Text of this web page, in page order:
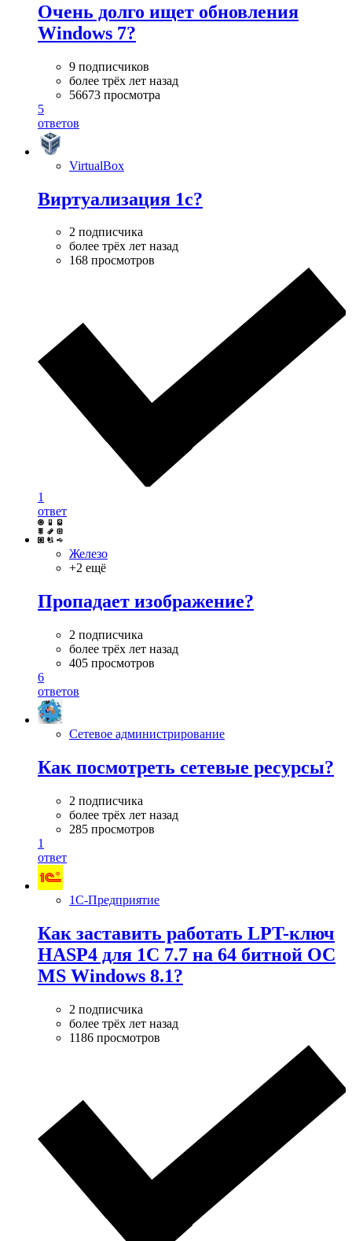
Очень долго ищет обновления
Windows 7?
9 подписчиков
более трёх лет назад
56673 просмотра
5
ответов
VirtualBox
Виртуализация 1c?
2 подписчика
более трёх лет назад
168 просмотров
1
ответ
Железо
+2 ещё
Пропадает изображение?
2 подписчика
более трёх лет назад
405 просмотров
6
ответов
Сетевое администрирование
Как посмотреть сетевые ресурсы?
2 подписчика
более трёх лет назад
285 просмотров
1
ответ
1С-Предприятие
Как заставить работать LPT-ключ
HASP4 для 1C 7.7 на 64 битной ОС
MS Windows 8.1?
2 подписчика
более трёх лет назад
1186 просмотров